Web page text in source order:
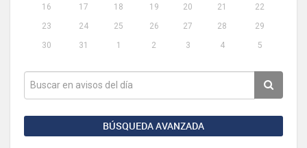
16
17 18 19 20 21
22
23
24 25 26 27 28
29
30
31 1 2 3 4 5
BÚSQUEDA AVANZADA